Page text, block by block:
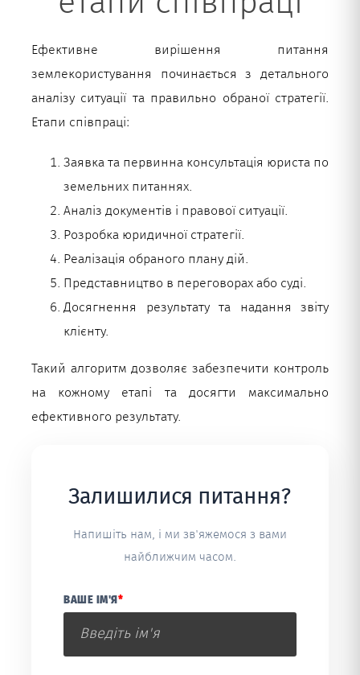
Ефективне вирішення питання
землекористування починається з детального
аналізу ситуації та правильно обраної стратегії.
Етапи співпраці:
Заявка та первинна консультація юриста по
земельних питаннях.
Аналіз документів і правової ситуації.
Розробка юридичної стратегії.
Реалізація обраного плану дій.
Представництво в переговорах або суді.
Досягнення результату та надання звіту
клієнту.
Такий алгоритм дозволяє забезпечити контроль
на кожному етапі та досягти максимально
ефективного результату.
Залишилися питання?
Напишіть нам, і ми зв'яжемося з вами
найближчим часом.
ВАШЕ ІМ'Я *